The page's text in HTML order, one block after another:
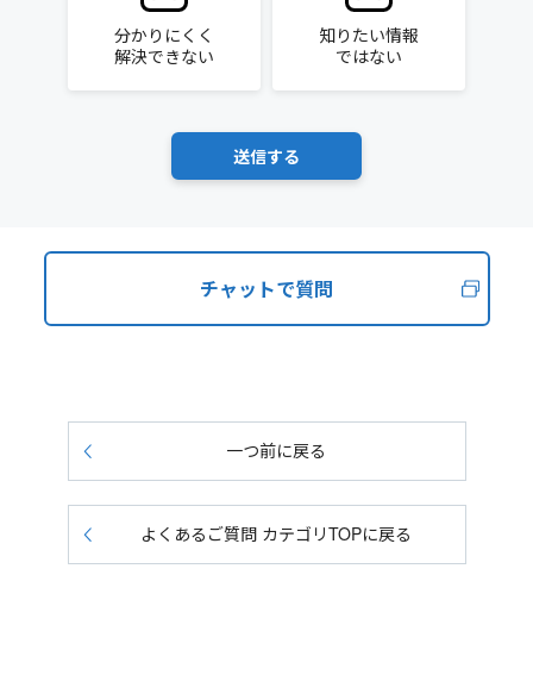
分かりにくく
解決できない
知りたい情報
ではない
チャットで質問
一つ前に戻る
よくあるご質問 カテゴリTOPに戻る